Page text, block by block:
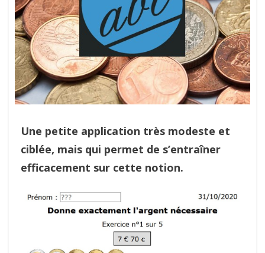
Une petite application très modeste et
ciblée, mais qui permet de s’entraîner
efficacement sur cette notion.